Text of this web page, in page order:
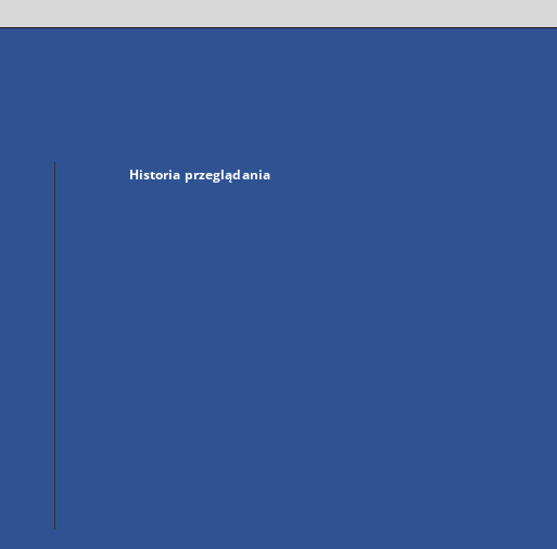
się
Historia przeglądania